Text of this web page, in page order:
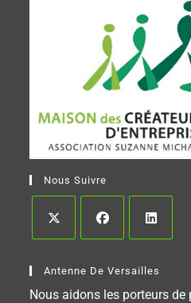
Nous Suivre
Antenne De Versailles
Nous aidons les porteurs de